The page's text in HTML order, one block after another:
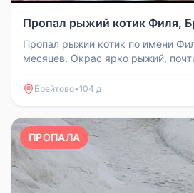
Пропал рыжий котик Филя,
Пропал рыжий котик по имени
месяцев. Окрас ярко рыжий,
Брейтово•104 д
ПРОПАЛА